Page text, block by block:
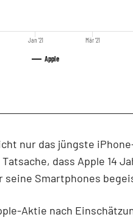
Apple
Jan '21 Mär '21
nur das jüngste
dass Apple 14
seine Smartphones
Aktie nach